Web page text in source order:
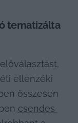
tematizálta
ellenzéki
összesen
csendes